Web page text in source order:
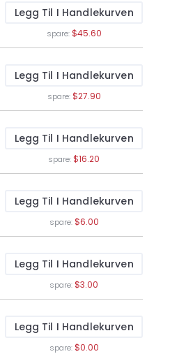
Legg Til I Handlekurven
spare:$45.60
Legg Til I Handlekurven
spare:$27.90
Legg Til I Handlekurven
spare:$16.20
Legg Til I Handlekurven
spare:$6.00
Legg Til I Handlekurven
spare:$3.00
Legg Til I Handlekurven
spare:$0.00